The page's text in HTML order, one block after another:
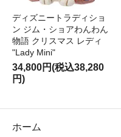
ディズニートラディショ
ン ジム・ショアわんわん
物語 クリスマス レディ
"Lady Mini"
34,800円(税込38,280
円)
ホーム